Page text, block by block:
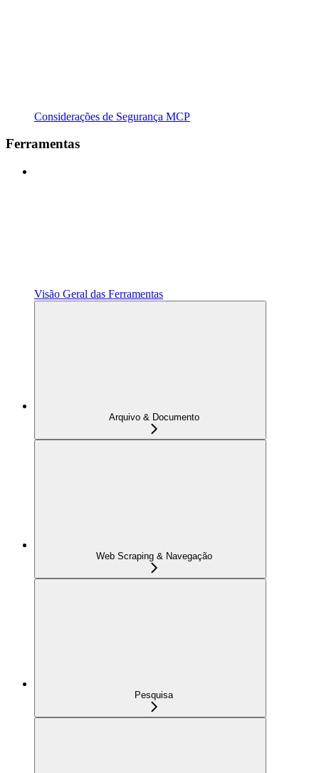
Considerações de Segurança MCP
Ferramentas
Visão Geral das Ferramentas
Arquivo & Documento
Web Scraping & Navegação
Pesquisa